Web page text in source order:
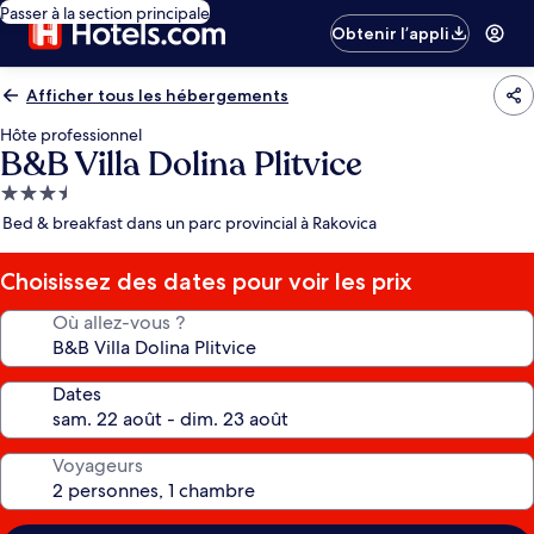
Passer à la section principale
Obtenir l’appli
Afficher tous les hébergements
Hôte professionnel
B&B Villa Dolina Plitvice
Hébergement
3.5 étoiles
Bed & breakfast dans un parc provincial à Rakovica
Choisissez des dates pour voir les prix
Où allez-vous ?
Dates
Voyageurs